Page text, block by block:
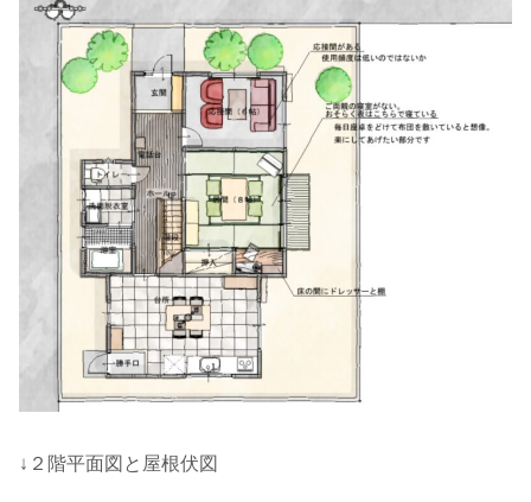
↓２階平面図と屋根伏図